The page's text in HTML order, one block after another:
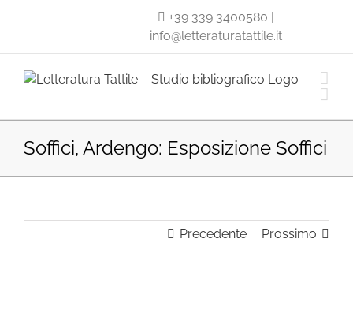
+39 339 3400580 |
info@letteraturatattile.it
Soffici, Ardengo: Esposizione Soffici
Precedente Prossimo